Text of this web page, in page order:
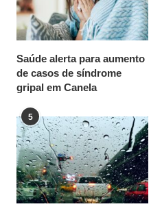
Saúde alerta para aumento
de casos de síndrome
gripal em Canela
5